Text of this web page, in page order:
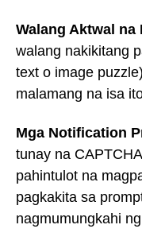
Walang Aktwal na
walang nakikitang
text o image
malamang na isa
Mga Notification
tunay na
pahintulot na
pagkakita sa
nagmumungkahi